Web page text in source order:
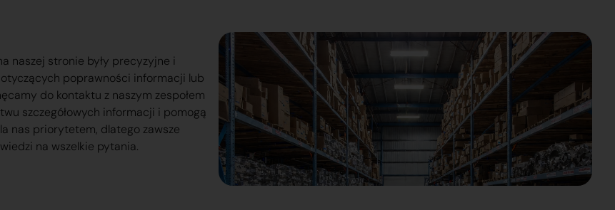
naszej stronie były precyzyjne i
poprawności informacji lub
do kontaktu z naszym zespołem
szczegółowych informacji i pomogą
nas priorytetem, dlatego zawsze
na wszelkie pytania.